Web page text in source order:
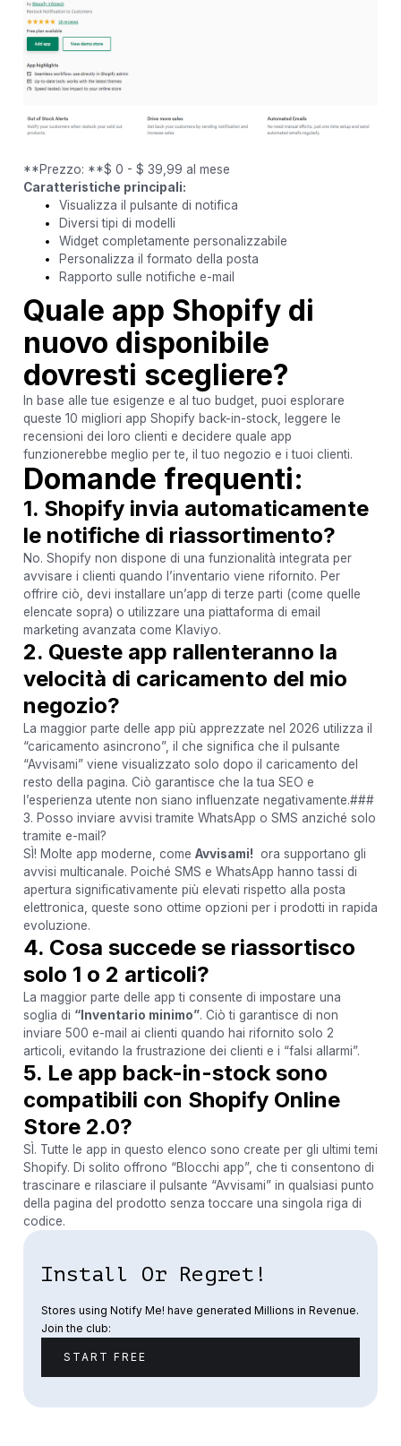
**Prezzo: **$ 0 - $ 39,99 al mese
Caratteristiche principali:
Visualizza il pulsante di notifica
Diversi tipi di modelli
Widget completamente personalizzabile
Personalizza il formato della posta
Rapporto sulle notifiche e-mail
Quale app Shopify di
nuovo disponibile
dovresti scegliere?
In base alle tue esigenze e al tuo budget, puoi esplorare
queste 10 migliori app Shopify back-in-stock, leggere le
recensioni dei loro clienti e decidere quale app
funzionerebbe meglio per te, il tuo negozio e i tuoi clienti.
Domande frequenti:
1. Shopify invia automaticamente
le notifiche di riassortimento?
No. Shopify non dispone di una funzionalità integrata per
avvisare i clienti quando l’inventario viene rifornito. Per
offrire ciò, devi installare un’app di terze parti (come quelle
elencate sopra) o utilizzare una piattaforma di email
marketing avanzata come Klaviyo.
2. Queste app rallenteranno la
velocità di caricamento del mio
negozio?
La maggior parte delle app più apprezzate nel 2026 utilizza il
“caricamento asincrono”, il che significa che il pulsante
“Avvisami” viene visualizzato solo dopo il caricamento del
resto della pagina. Ciò garantisce che la tua SEO e
l’esperienza utente non siano influenzate negativamente.###
3. Posso inviare avvisi tramite WhatsApp o SMS anziché solo
tramite e-mail?
SÌ! Molte app moderne, come Avvisami! ora supportano gli
avvisi multicanale. Poiché SMS e WhatsApp hanno tassi di
apertura significativamente più elevati rispetto alla posta
elettronica, queste sono ottime opzioni per i prodotti in rapida
evoluzione.
4. Cosa succede se riassortisco
solo 1 o 2 articoli?
La maggior parte delle app ti consente di impostare una
soglia di “Inventario minimo”. Ciò ti garantisce di non
inviare 500 e-mail ai clienti quando hai rifornito solo 2
articoli, evitando la frustrazione dei clienti e i “falsi allarmi”.
5. Le app back-in-stock sono
compatibili con Shopify Online
Store 2.0?
SÌ. Tutte le app in questo elenco sono create per gli ultimi temi
Shopify. Di solito offrono “Blocchi app”, che ti consentono di
trascinare e rilasciare il pulsante “Avvisami” in qualsiasi punto
della pagina del prodotto senza toccare una singola riga di
codice.
Install Or Regret!
Stores using Notify Me! have generated Millions in Revenue.
Join the club:
START FREE